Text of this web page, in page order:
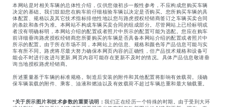
本网站是对相关车辆的总体性介绍，仅供您做初步一般性参考，不应构成您购买车辆
决定的基础。我们鼓励您在购车前仔细核验车辆以决定是否购买。您所购买车辆的具
体配置、规格以及其它技术指标排他性地以您与路虎授权经销商签订之车辆买卖合同
的条款和条件为准。本网站不构成车辆买卖合同的组成部分。尽管网站上已经标明或
者没有明确标明，本网站介绍的配置或者照片中所示的配置可能为选配。您应在购车
前详细垂询路虎授权经销商您所要购买的车辆是否具备本网站介绍的配置或者照片中
所示的配置。由于所在市场不同，本网站上的信息、规格和颜色等产品信息可能与实
车有所不同。路虎将尽最大努力确保本网页内容的正确性，但产品技术规格和设备可
能会不时进行改进与更新,网页内容可能存在更新不及时的情况。具体产品信息敬请垂
询当地授权路虎经销商。
所述重量基于车辆的标准规格。制造后安装的附件和其他配置将影响有效载荷。须确
保车辆装载的附件、乘客、油液和燃油以及有效载荷不超过车辆总重和最大轴载重。
*关于所示图片和技术参数的重要说明： 我们正在经历一个特殊的时期。由于受到大环